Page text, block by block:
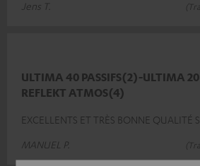
Jens T.
ULTIMA 40 PASSIFS(2)-ULTIMA
REFLEKT ATMOS(4)
EXCELLENTS ET TRÈS BONNE QUALITÉ
MANUEL P.